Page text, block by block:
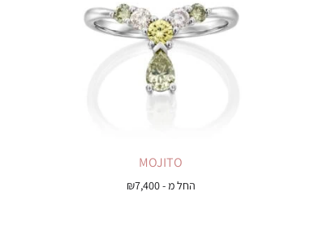
MOJITO
החל מ - ₪7,400